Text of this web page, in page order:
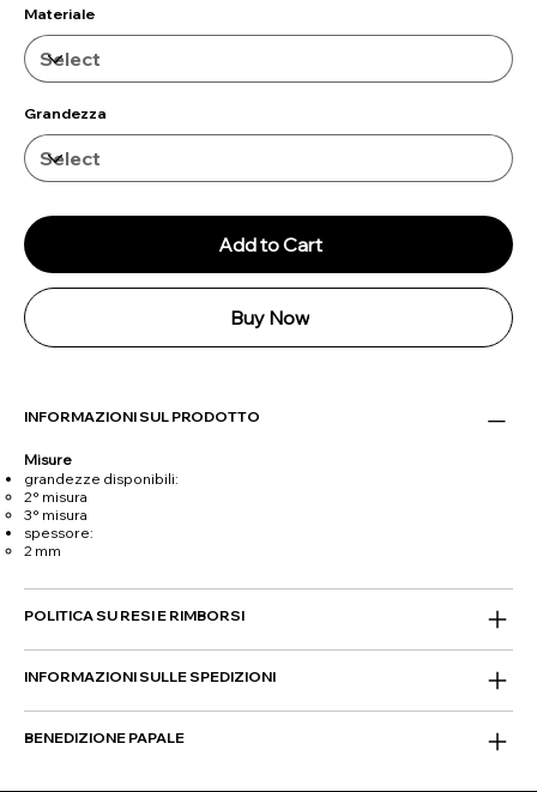
Materiale
Grandezza
Add to Cart
Buy Now
INFORMAZIONI SUL PRODOTTO
Misure
grandezze disponibili:
2° misura
3° misura
spessore:
2 mm
POLITICA SU RESI E RIMBORSI
INFORMAZIONI SULLE SPEDIZIONI
BENEDIZIONE PAPALE